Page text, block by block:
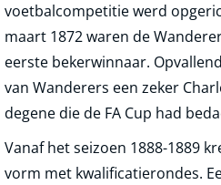
voetbalcompetitie werd
maart 1872 waren de
eerste bekerwinnaar.
van Wanderers een zeker
degene die de FA Cup had
Vanaf het seizoen 1888-1889
vorm met kwalificatierondes.